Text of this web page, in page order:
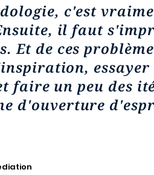
c'est
il faut
Et de ces
essayer
faire un peu des
d'ouverture